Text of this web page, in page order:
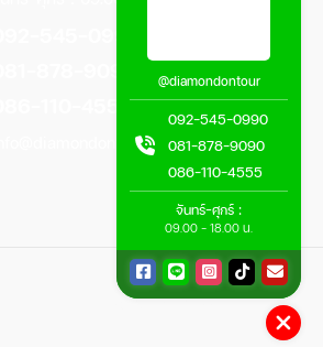
086-110-4555
info@diamondontour.com
กลับขึ้นด้านบน
@diamondontour
092-545-0990
081-878-9090
086-110-4555
จันทร์-ศุกร์ :
09.00 - 18.00 น.